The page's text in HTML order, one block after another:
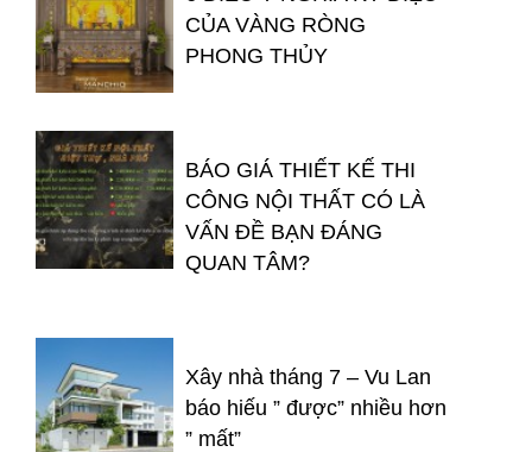
CỦA VÀNG RÒNG
PHONG THỦY
BÁO GIÁ THIẾT KẾ THI
CÔNG NỘI THẤT CÓ LÀ
VẤN ĐỀ BẠN ĐÁNG
QUAN TÂM?
Xây nhà tháng 7 – Vu Lan
báo hiếu ” được” nhiều hơn
” mất”